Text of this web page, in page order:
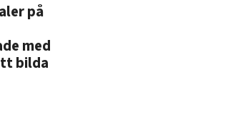
på
med
bilda